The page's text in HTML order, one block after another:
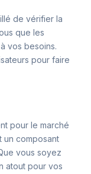
de vérifier la
que les
vos besoins.
pour faire
pour le marché
un composant
vous soyez
atout pour vos